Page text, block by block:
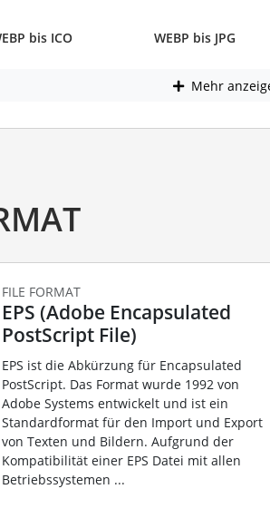
bis ICO WEBP bis JPG
Mehr
FILE FORMAT
EPS (Adobe Encapsulated
PostScript File)
EPS ist die Abkürzung für Encapsulated
PostScript. Das Format wurde 1992 von
Adobe Systems entwickelt und ist ein
Standardformat für den Import und Export
von Texten und Bildern. Aufgrund der
Kompatibilität einer EPS Datei mit allen
Betriebssystemen ...